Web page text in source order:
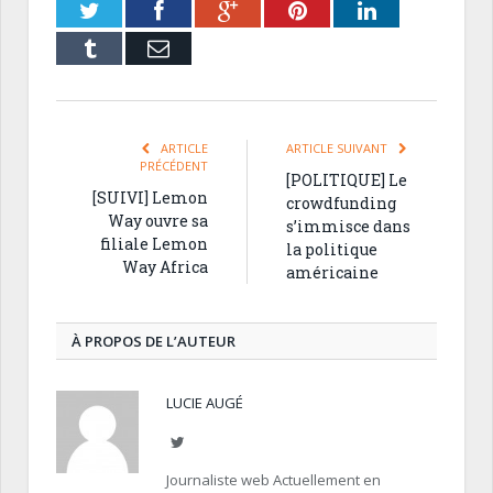
TwitterFacebookGoogle+PinterestLinkedIn
Tumblr Email
ARTICLE
PRÉCÉDENT
[SUIVI] Lemon
Way ouvre sa
filiale Lemon
Way Africa
ARTICLE SUIVANT
[POLITIQUE] Le
crowdfunding
s’immisce dans
la politique
américaine
À PROPOS DE L’AUTEUR
LUCIE AUGÉ
Twitter
Journaliste web Actuellement en